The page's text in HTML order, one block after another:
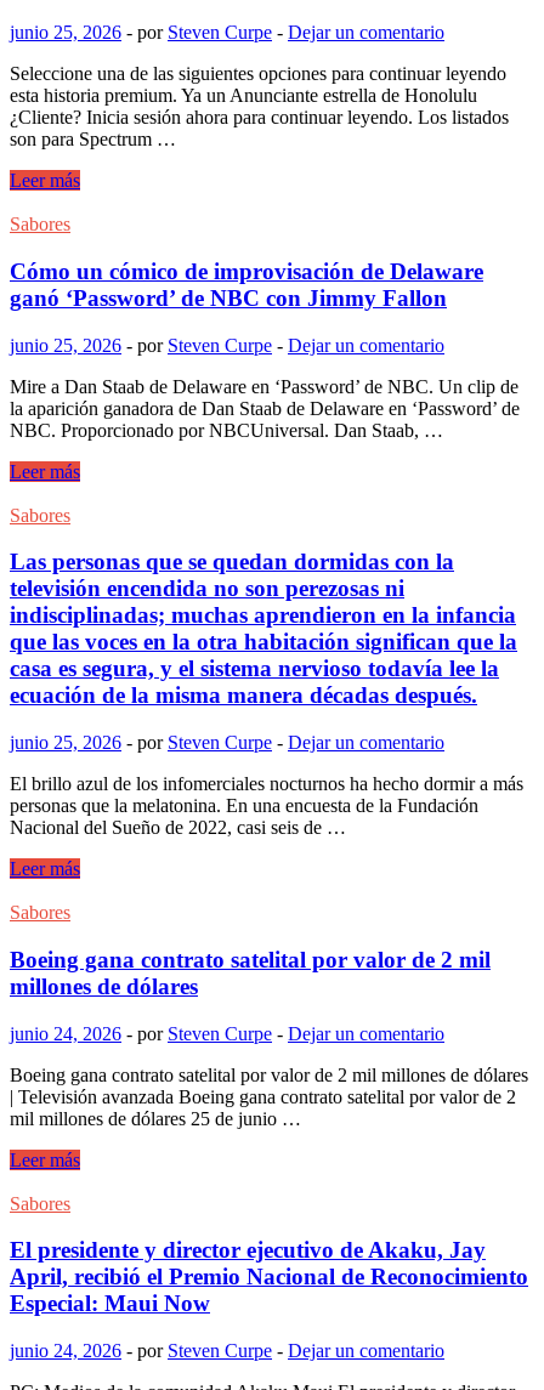
se
jubilará
este
mes.
¿Quién
ocupa
lugar?
junio 25, 2026 - por Steven Curpe - Dejar un comentario
Seleccione una de las siguientes opciones para continuar leyendo
esta historia premium. Ya un Anunciante estrella de Honolulu
¿Cliente? Inicia sesión ahora para continuar leyendo. Los listados
son para Spectrum …
Televisión
Radio
25
de
junio
2026
Leer más
Sabores
Cómo un cómico de improvisación de Delaware
ganó ‘Password’ de NBC con Jimmy Fallon
junio 25, 2026 - por Steven Curpe - Dejar un comentario
Mire a Dan Staab de Delaware en ‘Password’ de NBC. Un clip de
la aparición ganadora de Dan Staab de Delaware en ‘Password’ de
NBC. Proporcionado por NBCUniversal. Dan Staab, …
Cómo
cómico
improvisación
de
Delaware
ganó
‘Password’
de
NBC
con
Jimmy
Fallon
Leer más
Sabores
Las personas que se quedan dormidas con la
televisión encendida no son perezosas ni
indisciplinadas; muchas aprendieron en la infancia
que las voces en la otra habitación significan que la
casa es segura, y el sistema nervioso todavía lee la
ecuación de la misma manera décadas después.
junio 25, 2026 - por Steven Curpe - Dejar un comentario
El brillo azul de los infomerciales nocturnos ha hecho dormir a más
personas que la melatonina. En una encuesta de la Fundación
Nacional del Sueño de 2022, casi seis de …
Las
que
quedan
dormidas
con
televisión
encendida
no
son
perezosas
ni
indisciplinadas;
muchas
aprendieron
en
la
infancia
que
voces
Leer más
Sabores
Boeing gana contrato satelital por valor de 2 mil
millones de dólares
junio 24, 2026 - por Steven Curpe - Dejar un comentario
Boeing gana contrato satelital por valor de 2 mil millones de dólares
| Televisión avanzada Boeing gana contrato satelital por valor de 2
mil millones de dólares 25 de junio …
Boeing
contrato
por
valor
de
2
millones
Leer más
Sabores
El presidente y director ejecutivo de Akaku, Jay
April, recibió el Premio Nacional de Reconocimiento
Especial: Maui Now
junio 24, 2026 - por Steven Curpe - Dejar un comentario